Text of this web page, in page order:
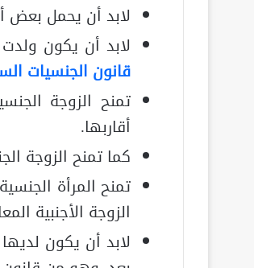
لابد أن يحمل بعض
لابد أن يكون
قانون الجنسيات
تمنح الزوجة
أقاربها.
كما تمنح الزوجة
تمنح المرأة
الزوجة الأجنبية
لابد أن يكون